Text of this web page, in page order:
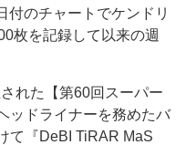
付のチャートでケンドリ
枚を記録して以来の週
れた【第60回スーパー
ッドライナーを務めたバ
て『DeBI TiRAR MaS